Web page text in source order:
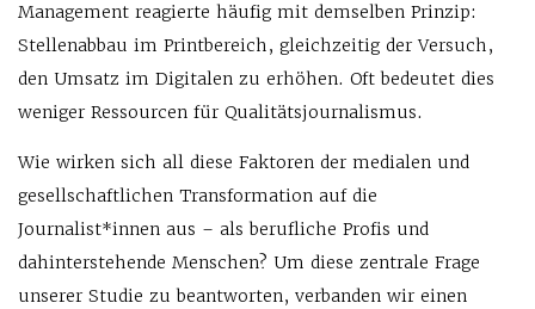
Management reagierte häufig mit demselben Prinzip:
Stellenabbau im Printbereich, gleichzeitig der Versuch,
den Umsatz im Digitalen zu erhöhen. Oft bedeutet dies
weniger Ressourcen für Qualitätsjournalismus.
Wie wirken sich all diese Faktoren der medialen und
gesellschaftlichen Transformation auf die
Journalist*innen aus – als berufliche Profis und
dahinterstehende Menschen? Um diese zentrale Frage
unserer Studie zu beantworten, verbanden wir einen